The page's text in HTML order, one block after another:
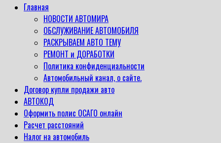
Основное
Главная
НОВОСТИ АВТОМИРА
ОБСЛУЖИВАНИЕ АВТОМОБИЛЯ
РАСКРЫВАЕМ АВТО ТЕМУ
РЕМОНТ и ДОРАБОТКИ
Политика конфиденциальности
Автомобильный канал, о сайте.
Договор купли продажи авто
АВТОКОД
Оформить полис ОСАГО онлайн
Расчет расстояний
Налог на автомобиль